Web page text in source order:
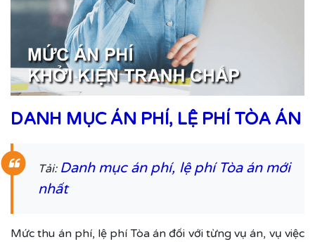
DANH MỤC ÁN PHÍ, LỆ PHÍ TÒA ÁN
Tải: Danh mục án phí, lệ phí Tòa án mới
nhất
Mức thu án phí, lệ phí Tòa án đối với từng vụ án, vụ việc